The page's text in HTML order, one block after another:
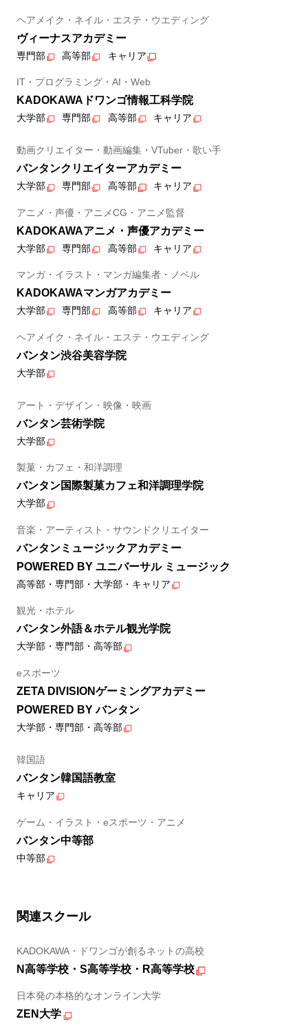
ヘアメイク・ネイル・エステ・ウエディング
ヴィーナスアカデミー
専門部 高等部 キャリア
IT・プログラミング・AI・Web
KADOKAWAドワンゴ情報工科学院
大学部 専門部 高等部 キャリア
動画クリエイター・動画編集・VTuber・歌い手
バンタンクリエイターアカデミー
大学部 専門部 高等部 キャリア
アニメ・声優・アニメCG・アニメ監督
KADOKAWAアニメ・声優アカデミー
大学部 専門部 高等部 キャリア
マンガ・イラスト・マンガ編集者・ノベル
KADOKAWAマンガアカデミー
大学部 専門部 高等部 キャリア
ヘアメイク・ネイル・エステ・ウエディング
バンタン渋谷美容学院
大学部
アート・デザイン・映像・映画
バンタン芸術学院
大学部
製菓・カフェ・和洋調理
バンタン国際製菓カフェ和洋調理学院
大学部
音楽・アーティスト・サウンドクリエイター
バンタンミュージックアカデミー
POWERED BY ユニバーサル ミュージック
高等部・専門部・大学部・キャリア
観光・ホテル
バンタン外語＆ホテル観光学院
大学部・専門部・高等部
eスポーツ
ZETA DIVISIONゲーミングアカデミー
POWERED BY バンタン
大学部・専門部・高等部
韓国語
バンタン韓国語教室
キャリア
ゲーム・イラスト・eスポーツ・アニメ
バンタン中等部
中等部
関連スクール
KADOKAWA・ドワンゴが創るネットの高校
N高等学校・S高等学校・R高等学校
日本発の本格的なオンライン大学
ZEN大学